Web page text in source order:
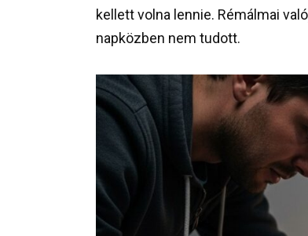
kellett volna lennie. Rémálmai
napközben nem tudott.